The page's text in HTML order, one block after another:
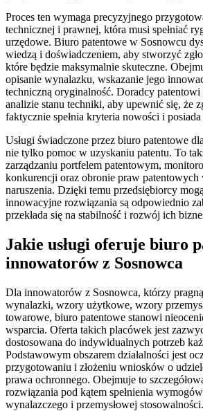
Proces ten wymaga precyzyjnego
technicznej i prawnej, która musi spełniać
urzędowe. Biuro patentowe w Sosnowcu
wiedzą i doświadczeniem, aby stworzyć
które będzie maksymalnie skuteczne.
opisanie wynalazku, wskazanie jego
techniczną oryginalność. Doradcy
analizie stanu techniki, aby upewnić się, że
faktycznie spełnia kryteria nowości i
Usługi świadczone przez biuro patentowe
nie tylko pomoc w uzyskaniu patentu. To
zarządzaniu portfelem patentowym,
konkurencji oraz obronie praw patentowych
naruszenia. Dzięki temu przedsiębiorcy
innowacyjne rozwiązania są odpowiednio
przekłada się na stabilność i rozwój ich
Jakie usługi oferuje biuro
innowatorów z Sosnowca
Dla innowatorów z Sosnowca, którzy
wynalazki, wzory użytkowe, wzory
towarowe, biuro patentowe stanowi
wsparcia. Oferta takich placówek jest
dostosowana do indywidualnych potrzeb
Podstawowym obszarem działalności jest
przygotowaniu i złożeniu wniosków o
prawa ochronnego. Obejmuje to
rozwiązania pod kątem spełnienia
wynalazczego i przemysłowej stosowalności.